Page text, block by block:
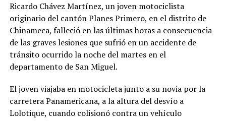
Afortunadamente, ha
sido localizado sin ser
víctima de ningún
delito.
pic.twitter.com/
Ricardo Chávez Martínez, un joven motociclista
originario del cantón Planes Primero, en el distrito de
Chinameca, falleció en las últimas horas a consecuencia
de las graves lesiones que sufrió en un accidente de
tránsito ocurrido la noche del martes en el
departamento de San Miguel.
El joven viajaba en motocicleta junto a su novia por la
carretera Panamericana, a la altura del desvío a
Lolotique, cuando colisionó contra un vehículo